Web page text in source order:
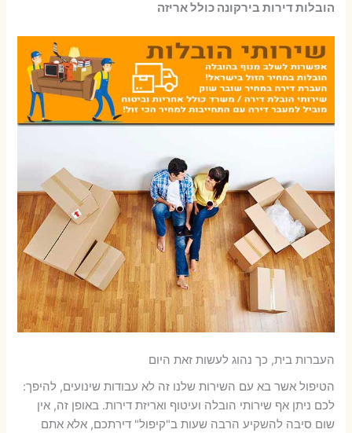
הובלות דירות בירקונה כולל אריזה
העברות בית, כך נהוג לעשות זאת היום
הטיפול אשר בא עם השירות שלנו זה לא עבודות שינועים, להיפך:
לכם ניתן אף שירותי הובלה ועיטוף ואריזת דירות. באופן זה, אין
שום סיבה להשקיע הרבה שעות ב"קיפול" דירתכם, אלא אתם